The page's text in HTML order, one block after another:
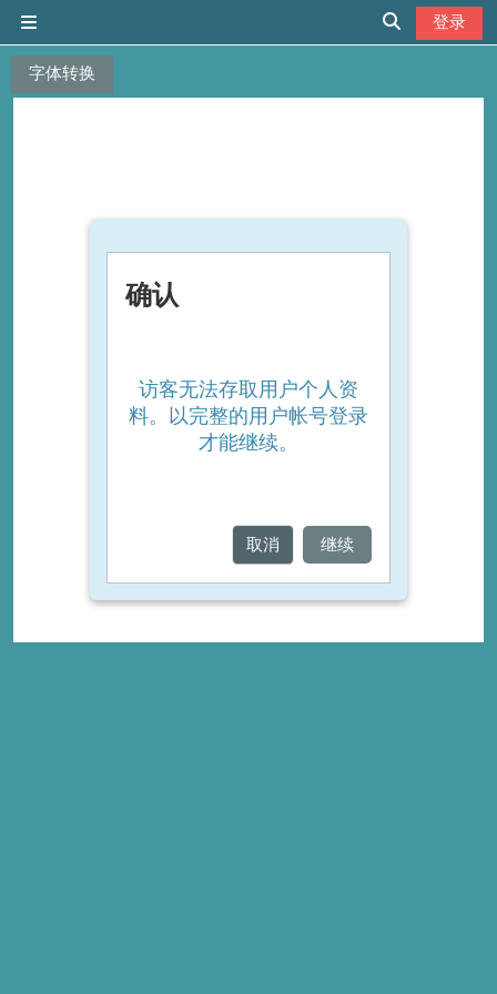
字体转换
切换搜索输入
登录
确认
访客无法存取用户个人资
料。以完整的用户帐号登录
才能继续。
取消 继续